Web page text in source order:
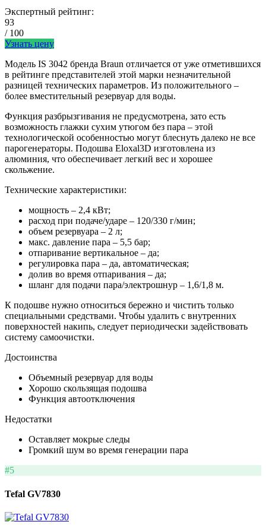
Экспертный рейтинг:
93
/ 100
Узнать цену
Модель IS 3042 бренда Braun отличается от уже отметившихся
в рейтинге представителей этой марки незначительной
разницей технических параметров. Из положительного –
более вместительный резервуар для воды.
Функция разбрызгивания не предусмотрена, зато есть
возможность глажки сухим утюгом без пара – этой
технологической особенностью могут блеснуть далеко не все
парогенераторы. Подошва Eloxal3D изготовлена из
алюминия, что обеспечивает легкий вес и хорошее
скольжение.
Технические характеристики:
мощность – 2,4 кВт;
расход при подаче/ударе – 120/330 г/мин;
объем резервуара – 2 л;
макс. давление пара – 5,5 бар;
отпаривание вертикальное – да;
регулировка пара – да, автоматическая;
долив во время отпаривания – да;
шланг для подачи пара/электрошнур – 1,6/1,8 м.
К подошве нужно относиться бережно и чистить только
специальными средствами. Чтобы удалить с внутренних
поверхностей накипь, следует периодически задействовать
систему самоочистки.
Достоинства
Объемный резервуар для воды
Хорошо скользящая подошва
Функция автоотключения
Недостатки
Оставляет мокрые следы
Громкий шум во время генерации пара
#5
Tefal GV7830